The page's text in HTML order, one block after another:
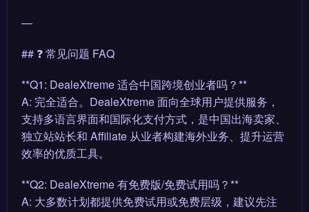
—
## ❓ 常见问题 FAQ
**Q1: DealeXtreme 适合中国跨境创业者吗？**
A: 完全适合。DealeXtreme 面向全球用户提供服务，
支持多语言界面和国际化支付方式，是中国出海卖家、
独立站站长和 Affiliate 从业者构建海外业务、提升运营
效率的优质工具。
**Q2: DealeXtreme 有免费版/免费试用吗？**
A: 大多数计划都提供免费试用或免费层级，建议先注